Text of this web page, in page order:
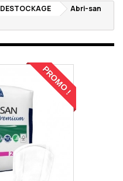
DESTOCKAGE
Abri-san
PROMO !